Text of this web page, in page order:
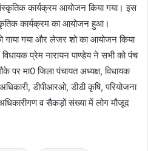
कार्यक्रम आयोजन किया गया। इस
कार्यक्रम का आयोजन हुआ।
गाया गया और लेजर शो का आयोजन किया
प्रेम नारायन पाण्डेय ने सभी को पंच
पर मा0 जिला पंचायत अध्यक्ष, विधायक
डीपीआरओ, डीडी कृषि, परियोजना
व सैकड़ों संख्या में लोग मौजूद